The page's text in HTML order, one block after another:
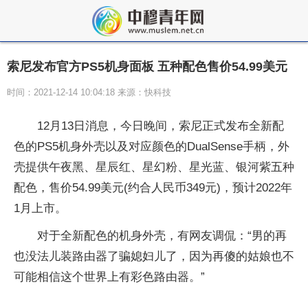
索尼发布官方PS5机身面板 五种配色售价54.99美元
时间：2021-12-14 10:04:18 来源：快科技
12月13日消息，今日晚间，索尼正式发布全新配
色的PS5机身外壳以及对应颜色的DualSense手柄，外
壳提供午夜黑、星辰红、星幻粉、星光蓝、银河紫五种
配色，售价54.99美元(约合人民币349元)，预计2022年
1月上市。
对于全新配色的机身外壳，有网友调侃：“男的再
也没法儿装路由器了骗媳妇儿了，因为再傻的姑娘也不
可能相信这个世界上有彩色路由器。”